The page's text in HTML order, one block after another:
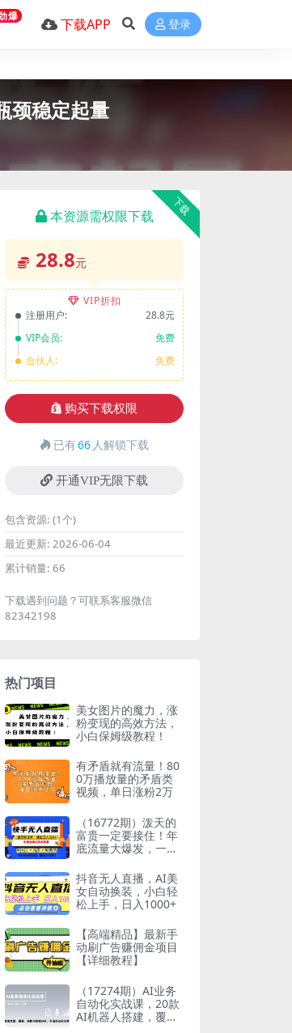
爆 下载APP 登录
颈稳定起量
下载
本资源需权限下载
28.8元
VIP折扣
注册用户:
28.8元
VIP会员:
免费
合伙人:
免费
购买下载权限
已有66 人解锁下载
开通VIP无限下载
包含资源: (1个)
最近更新: 2026-06-04
累计销量: 66
下载遇到问题？可联系客服微信
82342198
热门项目
美女图片的魔力，涨
粉变现的高效方法，
小白保姆级教程！
有矛盾就有流量！80
0万播放量的矛盾类
视频，单日涨粉2万
（16772期）泼天的
富贵一定要接住！年
底流量大爆发，一部
抖音无人直播，AI美
女自动换装，小白轻
松上手，日入1000+
【高端精品】最新手
动刷广告赚佣金项目
【详细教程】
（17274期）AI业务
自动化实战课，20款
AI机器人搭建，覆盖